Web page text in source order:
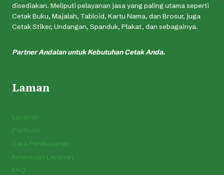
disediakan. Meliputi pelayanan jasa yang paling utama seperti
Cetak Buku, Majalah, Tabloid, Kartu Nama, dan Brosur, juga
Cetak Stiker, Undangan, Spanduk, Plakat, dan sebagainya.
Partner Andalan untuk Kebutuhan Cetak Anda.
Laman
Layanan
Portfolio
Cara Pembayaran
Ketentuan Layanan
FAQ